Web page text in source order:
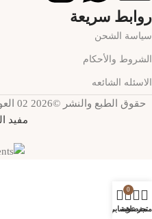
روابط سريعة
سياسة الشحن
الشروط والأحكام
الاسئله الشائعه
حقوق الطبع والنشر ©2026 02 العود - جميع الحقوق محفوظة - تصميم
مفيد
متجر
مفضلة
0
عربة
حسابي